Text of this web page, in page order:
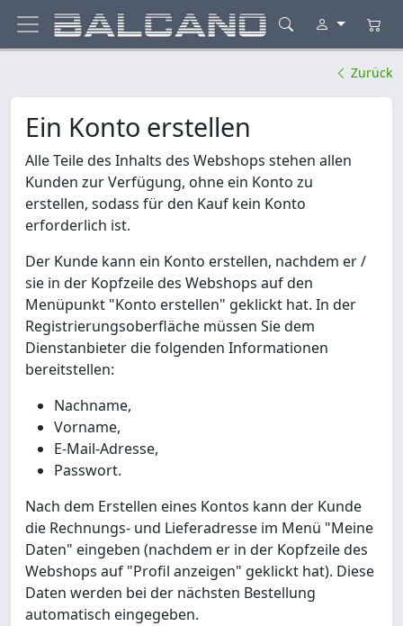
Zurück
Ein Konto erstellen
Alle Teile des Inhalts des Webshops stehen allen
Kunden zur Verfügung, ohne ein Konto zu
erstellen, sodass für den Kauf kein Konto
erforderlich ist.
Der Kunde kann ein Konto erstellen, nachdem er /
sie in der Kopfzeile des Webshops auf den
Menüpunkt "Konto erstellen" geklickt hat. In der
Registrierungsoberfläche müssen Sie dem
Dienstanbieter die folgenden Informationen
bereitstellen:
Nachname,
Vorname,
E-Mail-Adresse,
Passwort.
Nach dem Erstellen eines Kontos kann der Kunde
die Rechnungs- und Lieferadresse im Menü "Meine
Daten" eingeben (nachdem er in der Kopfzeile des
Webshops auf "Profil anzeigen" geklickt hat). Diese
Daten werden bei der nächsten Bestellung
automatisch eingegeben.